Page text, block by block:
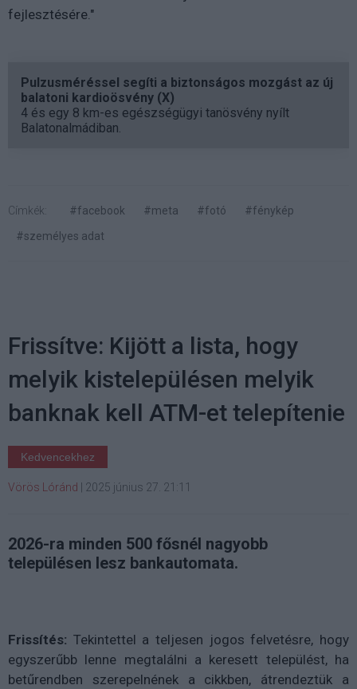
fejlesztésére."
Pulzusméréssel segíti a biztonságos mozgást az új
balatoni kardioösvény (X)
4 és egy 8 km-es egészségügyi tanösvény nyílt
Balatonalmádiban.
Címkék: #facebook #meta #fotó
#fénykép
#személyes adat
Frissítve: Kijött a lista, hogy
melyik kistelepülésen melyik
banknak kell ATM-et telepítenie
Kedvencekhez
Vörös Lóránd 2025 június 27. 21:11
2026-ra minden 500 fősnél nagyobb
településen lesz bankautomata.
Frissítés: Tekintettel a teljesen jogos felvetésre, hogy
egyszerűbb lenne megtalálni a keresett települést, ha
betűrendben szerepelnének a cikkben, átrendeztük a